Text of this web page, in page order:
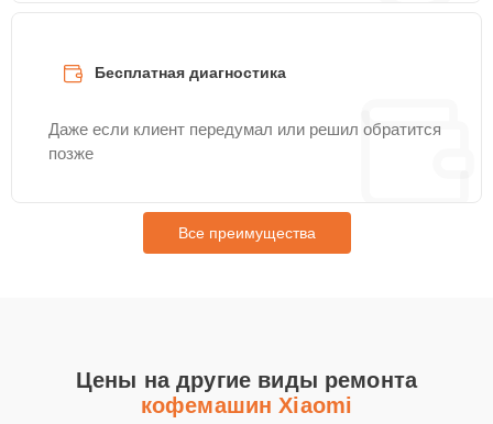
Бесплатная диагностика
Даже если клиент передумал или решил обратится
позже
Все преимущества
Цены на другие виды ремонта
кофемашин Xiaomi